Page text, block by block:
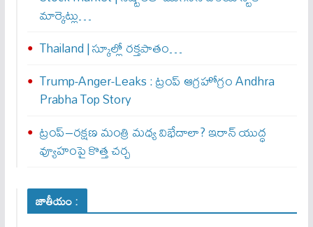
మార్కెట్లు…
Thailand | స్కూల్లో రక్తపాతం…
Trump-Anger-Leaks : ట్రంప్ ఆగ్ర‌హోగ్రం Andhra
Prabha Top Story
ట్రంప్–రక్షణ మంత్రి మధ్య విభేదాలా? ఇరాన్ యుద్ధ
వ్యూహంపై కొత్త చర్చ
జాతీయం :